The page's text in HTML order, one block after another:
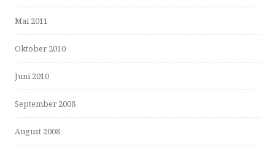
Mai 2011
Oktober 2010
Juni 2010
September 2008
August 2008